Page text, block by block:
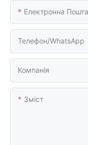
Електронна Пошта
Телефон/WhatsApp
Компанія
Зміст